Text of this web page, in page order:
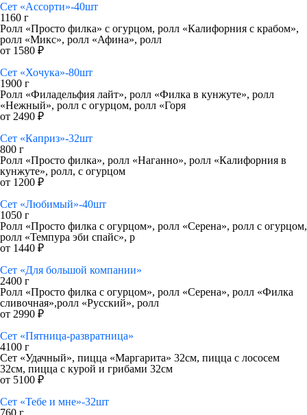
Сет «Ассорти»-40шт
1160 г
Ролл «Просто филка» с огурцом, ролл «Калифорния с крабом»,
ролл «Микс», ролл «Афина», ролл
от 1580 ₽
Сет «Хочука»-80шт
1900 г
Ролл «Филадельфия лайт», ролл «Филка в кунжуте», ролл
«Нежный», ролл с огурцом, ролл «Горя
от 2490 ₽
Сет «Каприз»-32шт
800 г
Ролл «Просто филка», ролл «Наганно», ролл «Калифорния в
кунжуте», ролл, с огурцом
от 1200 ₽
Сет «Любимый»-40шт
1050 г
Ролл «Просто филка с огурцом», ролл «Серена», ролл с огурцом,
ролл «Темпура эби спайс», р
от 1440 ₽
Сет «Для большой компании»
2400 г
Ролл «Просто филка с огурцом», ролл «Серена», ролл «Филка
сливочная»,ролл «Русский», ролл
от 2990 ₽
Сет «Пятница-развратница»
4100 г
Сет «Удачный», пицца «Маргарита» 32см, пицца с лососем
32см, пицца с курой и грибами 32см
от 5100 ₽
Сет «Тебе и мне»-32шт
760 г